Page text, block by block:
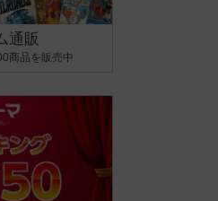
通販
商品を販売中